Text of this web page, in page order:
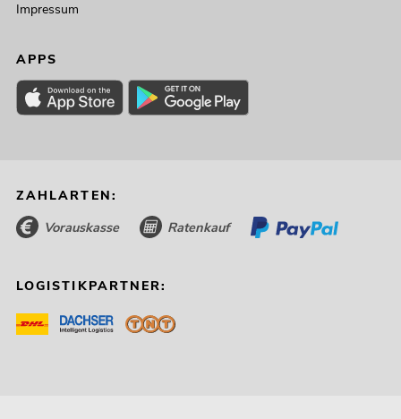
Impressum
APPS
ZAHLARTEN:
Vorauskasse Ratenkauf
LOGISTIKPARTNER: